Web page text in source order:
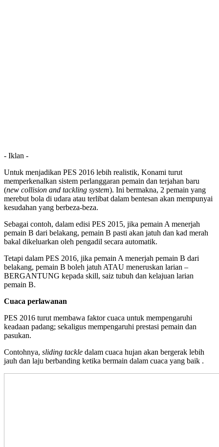
- Iklan -
Untuk menjadikan PES 2016 lebih realistik, Konami turut
memperkenalkan sistem perlanggaran pemain dan terjahan baru
(new collision and tackling system). Ini bermakna, 2 pemain yang
merebut bola di udara atau terlibat dalam bentesan akan mempunyai
kesudahan yang berbeza-beza.
Sebagai contoh, dalam edisi PES 2015, jika pemain A menerjah
pemain B dari belakang, pemain B pasti akan jatuh dan kad merah
bakal dikeluarkan oleh pengadil secara automatik.
Tetapi dalam PES 2016, jika pemain A menerjah pemain B dari
belakang, pemain B boleh jatuh ATAU meneruskan larian –
BERGANTUNG kepada skill, saiz tubuh dan kelajuan larian
pemain B.
Cuaca perlawanan
PES 2016 turut membawa faktor cuaca untuk mempengaruhi
keadaan padang; sekaligus mempengaruhi prestasi pemain dan
pasukan.
Contohnya, sliding tackle dalam cuaca hujan akan bergerak lebih
jauh dan laju berbanding ketika bermain dalam cuaca yang baik .